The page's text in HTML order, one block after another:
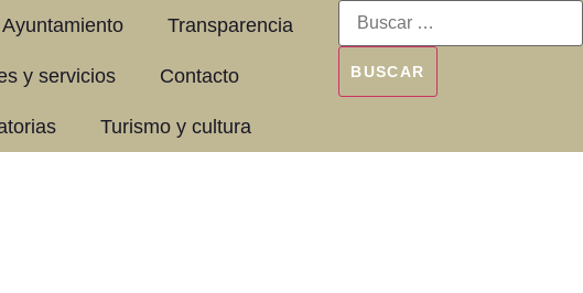
Ayuntamiento Transparencia
y servicios Contacto
Turismo y cultura